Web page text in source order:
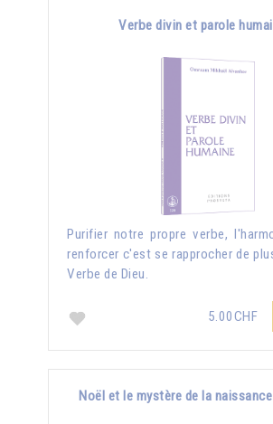
Verbe divin et parole
Purifier notre propre verbe,
renforcer c'est se rapprocher de
Verbe de Dieu.
5.00CHF
Noël et le mystère de la